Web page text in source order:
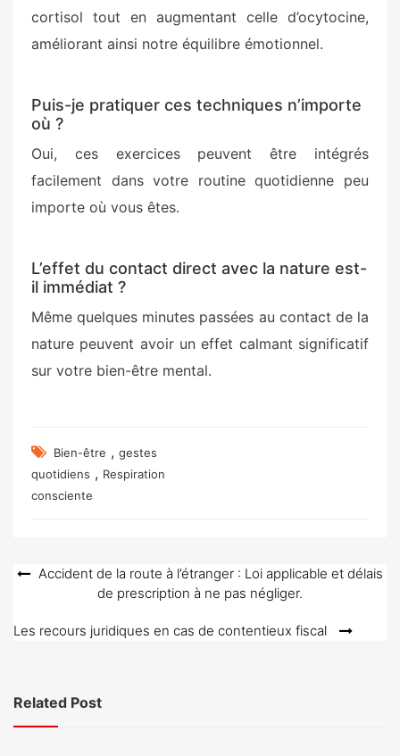
cortisol tout en augmentant celle d’ocytocine,
améliorant ainsi notre équilibre émotionnel.
Puis-je pratiquer ces techniques n’importe
où ?
Oui, ces exercices peuvent être intégrés
facilement dans votre routine quotidienne peu
importe où vous êtes.
L’effet du contact direct avec la nature est-
il immédiat ?
Même quelques minutes passées au contact de la
nature peuvent avoir un effet calmant significatif
sur votre bien-être mental.
Bien-être , gestes
quotidiens , Respiration
consciente
Navigation
l’article
Accident de la route à l’étranger : Loi applicable et délais
de prescription à ne pas négliger.
Les recours juridiques en cas de contentieux fiscal
Related Post